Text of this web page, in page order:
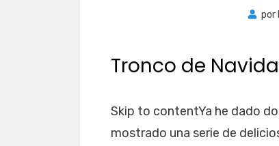
por
Tronco de
Skip to contentYa he dado
mostrado una serie de